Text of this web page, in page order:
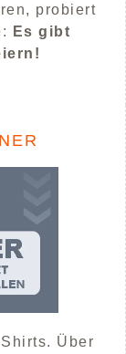
probiert
Es gibt
Über